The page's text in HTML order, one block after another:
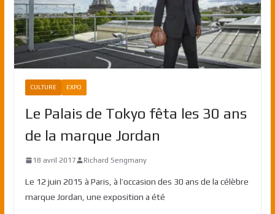
CULTURE EXPO
Le Palais de Tokyo fêta les 30 ans
de la marque Jordan
18 avril 2017 Richard Sengmany
Le 12 juin 2015 à Paris, à l’occasion des 30 ans de la célèbre
marque Jordan, une exposition a été